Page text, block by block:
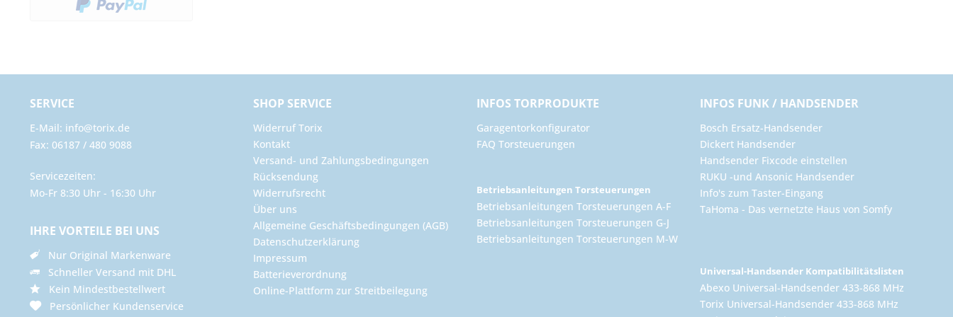
SERVICE
E-Mail: info@torix.de
Fax: 06187 / 480 9088
Servicezeiten:
Mo-Fr 8:30 Uhr - 16:30 Uhr
IHRE VORTEILE BEI UNS
Nur Original Markenware
Schneller Versand mit DHL
Kein Mindestbestellwert
Persönlicher Kundenservice
SHOP SERVICE
Widerruf Torix
Kontakt
Versand- und Zahlungsbedingungen
Rücksendung
Widerrufsrecht
Über uns
Allgemeine Geschäftsbedingungen (AGB)
Datenschutzerklärung
Impressum
Batterieverordnung
Online-Plattform zur Streitbeilegung
INFOS TORPRODUKTE
Garagentorkonfigurator
FAQ Torsteuerungen
Betriebsanleitungen Torsteuerungen
Betriebsanleitungen Torsteuerungen A-F
Betriebsanleitungen Torsteuerungen G-J
Betriebsanleitungen Torsteuerungen M-W
INFOS FUNK / HANDSENDER
Bosch Ersatz-Handsender
Dickert Handsender
Handsender Fixcode einstellen
RUKU -und Ansonic Handsender
Info's zum Taster-Eingang
TaHoma - Das vernetzte Haus von Somfy
Universal-Handsender Kompatibilitätslisten
Abexo Universal-Handsender 433-868 MHz
Torix Universal-Handsender 433-868 MHz